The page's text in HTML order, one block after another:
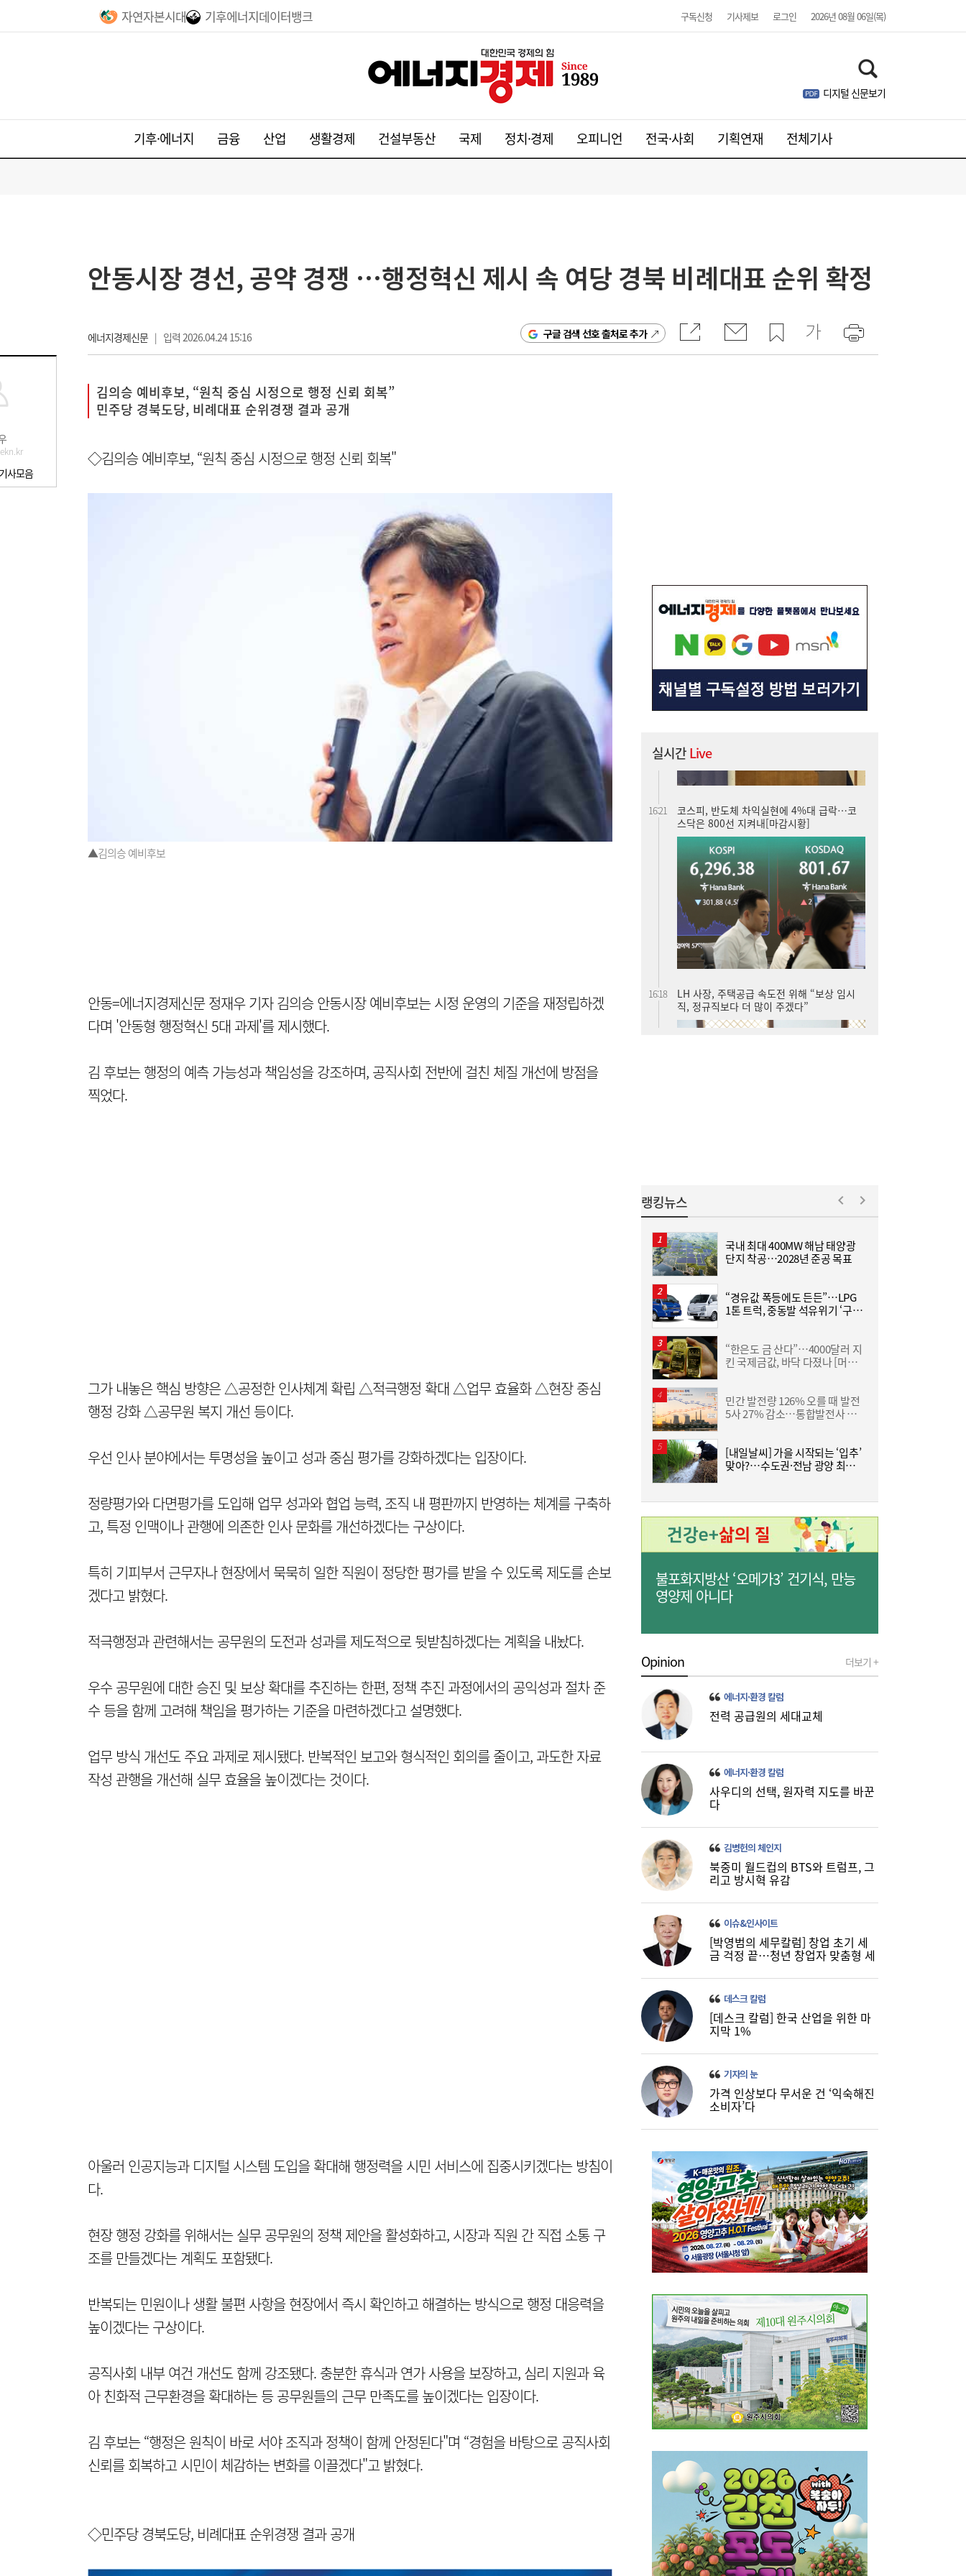
자연자본시대 기후에너지데이터뱅크 구독신청 기사제보 로그인 2026년 08월 06일(목)
디지털 신문보기
기후·에너지 금융 산업 생활경제 건설부동산 국제 정치·경제 오피니언 전국·사회 기획연재 전체기사
사모음
안동시장 경선, 공약 경쟁 …행정혁신 제시 속 여당 경북 비례대표 순위 확정
에너지경제신문| 입력 2026.04.24 15:16 구글 검색 선호 출처로 추가
김의승 예비후보, “원칙 중심 시정으로 행정 신뢰 회복”
민주당 경북도당, 비례대표 순위경쟁 결과 공개
◇김의승 예비후보, “원칙 중심 시정으로 행정 신뢰 회복"
▲김의승 예비후보
안동=에너지경제신문 정재우 기자 김의승 안동시장 예비후보는 시정 운영의 기준을 재정립하겠
다며 '안동형 행정혁신 5대 과제'를 제시했다.
김 후보는 행정의 예측 가능성과 책임성을 강조하며, 공직사회 전반에 걸친 체질 개선에 방점을
찍었다.
그가 내놓은 핵심 방향은 △공정한 인사체계 확립 △적극행정 확대 △업무 효율화 △현장 중심
행정 강화 △공무원 복지 개선 등이다.
우선 인사 분야에서는 투명성을 높이고 성과 중심 평가를 강화하겠다는 입장이다.
정량평가와 다면평가를 도입해 업무 성과와 협업 능력, 조직 내 평판까지 반영하는 체계를 구축하
고, 특정 인맥이나 관행에 의존한 인사 문화를 개선하겠다는 구상이다.
특히 기피부서 근무자나 현장에서 묵묵히 일한 직원이 정당한 평가를 받을 수 있도록 제도를 손보
겠다고 밝혔다.
적극행정과 관련해서는 공무원의 도전과 성과를 제도적으로 뒷받침하겠다는 계획을 내놨다.
우수 공무원에 대한 승진 및 보상 확대를 추진하는 한편, 정책 추진 과정에서의 공익성과 절차 준
수 등을 함께 고려해 책임을 평가하는 기준을 마련하겠다고 설명했다.
업무 방식 개선도 주요 과제로 제시됐다. 반복적인 보고와 형식적인 회의를 줄이고, 과도한 자료
작성 관행을 개선해 실무 효율을 높이겠다는 것이다.
아울러 인공지능과 디지털 시스템 도입을 확대해 행정력을 시민 서비스에 집중시키겠다는 방침이
다.
현장 행정 강화를 위해서는 실무 공무원의 정책 제안을 활성화하고, 시장과 직원 간 직접 소통 구
조를 만들겠다는 계획도 포함됐다.
반복되는 민원이나 생활 불편 사항을 현장에서 즉시 확인하고 해결하는 방식으로 행정 대응력을
높이겠다는 구상이다.
공직사회 내부 여건 개선도 함께 강조됐다. 충분한 휴식과 연가 사용을 보장하고, 심리 지원과 육
아 친화적 근무환경을 확대하는 등 공무원들의 근무 만족도를 높이겠다는 입장이다.
김 후보는 “행정은 원칙이 바로 서야 조직과 정책이 함께 안정된다"며 “경험을 바탕으로 공직사회
신뢰를 회복하고 시민이 체감하는 변화를 이끌겠다"고 밝혔다.
◇민주당 경북도당, 비례대표 순위경쟁 결과 공개
실시간Live
[여전사 풍향계] KB국민카드, ‘유스클럽 체크
16:26
미·중에 로봇 패권 안 뺏긴다…현대차, “‘글로
벌 로봇 파운드리’ 구축할 것”
코스피, 반도체 차익실현에 4%대 급락…코
스닥은 800선 지켜내[마감시황]
LH 사장, 주택공급 속도전 위해 “보상 임시
직, 정규직보다 더 많이 주겠다”
15:16
구리 케이블도 美 품목관세 도마 위…‘슈퍼사
이클’ 전선업계 ‘촉각’
15:15
풍력발전 점검에서 방산으로…니어스랩, 코
스닥 상장 도전
15:09
카카오 이어 네이버도 ‘파업 경고등’…네이버
Z, 그룹 첫 파업 위기
15:06
[현장] 간판 바꾼 ‘트리니티항공’…“고객 ‘진
랭킹뉴스
국내 최대 400MW 해남 태양광
단지 착공…2028년 준공 목표
“경유값 폭등에도 든든”…LPG
1톤 트럭, 중동발 석유위기 ‘구원
“한은도 금 산다”…4000달러 지
킨 국제금값, 바닥 다졌나 [머니
민간 발전량 126% 오를 때 발전
5사 27% 감소…통합발전사 출
[내일날씨] 가을 시작되는 ‘입추’
맞아?…수도권·전남 광양 최고
불포화지방산 ‘오메가3’ 건기식, 만능
영양제 아니다
Opinion 더보기 +
에너지·환경 칼럼
전력 공급원의 세대교체
에너지·환경 칼럼
사우디의 선택, 원자력 지도를 바꾼
다
김병헌의 체인지
북중미 월드컵의 BTS와 트럼프, 그
리고 방시혁 유감
이슈&인사이트
[박영범의 세무칼럼] 창업 초기 세
금 걱정 끝…청년 창업자 맞춤형 세
데스크 칼럼
[데스크 칼럼] 한국 산업을 위한 마
지막 1%
기자의 눈
가격 인상보다 무서운 건 ‘익숙해진
소비자’다